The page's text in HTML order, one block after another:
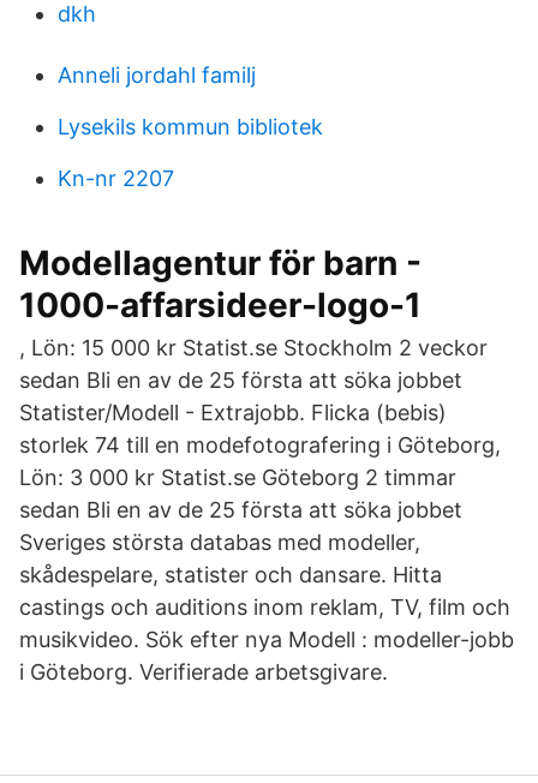
dkh
Anneli jordahl familj
Lysekils kommun bibliotek
Kn-nr 2207
Modellagentur för barn -
1000-affarsideer-logo-1
, Lön: 15 000 kr Statist.se Stockholm 2 veckor
sedan Bli en av de 25 första att söka jobbet
Statister/Modell - Extrajobb. Flicka (bebis)
storlek 74 till en modefotografering i Göteborg,
Lön: 3 000 kr Statist.se Göteborg 2 timmar
sedan Bli en av de 25 första att söka jobbet
Sveriges största databas med modeller,
skådespelare, statister och dansare. Hitta
castings och auditions inom reklam, TV, film och
musikvideo. Sök efter nya Modell : modeller-jobb
i Göteborg. Verifierade arbetsgivare.